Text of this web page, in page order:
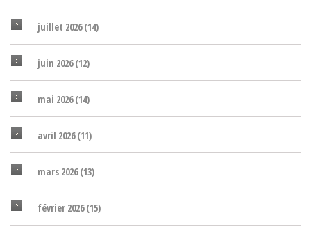
juillet 2026(14)
juin 2026(12)
mai 2026(14)
avril 2026(11)
mars 2026(13)
février 2026(15)